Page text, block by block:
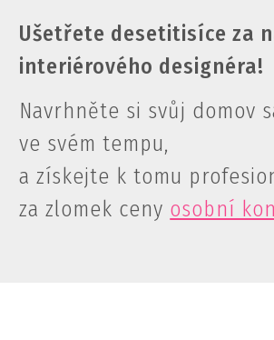
Ušetřete desetitisíce za
interiérového designéra!
Navrhněte si svůj domov
ve svém tempu,
a získejte k tomu
za zlomek ceny osobní